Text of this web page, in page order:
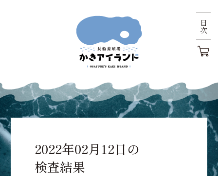
目次
2022年02月12日の
検査結果